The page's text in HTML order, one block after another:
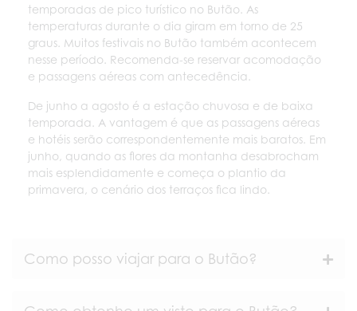
temporadas de pico turístico no Butão. As
temperaturas durante o dia giram em torno de 25
graus. Muitos festivais no Butão também acontecem
nesse período. Recomenda-se reservar acomodação
e passagens aéreas com antecedência.
De junho a agosto é a estação chuvosa e de baixa
temporada. A vantagem é que as passagens aéreas
e hotéis serão correspondentemente mais baratos. Em
junho, quando as flores da montanha desabrocham
mais esplendidamente e começa o plantio da
primavera, o cenário dos terraços fica lindo.
Como posso viajar para o Butão?